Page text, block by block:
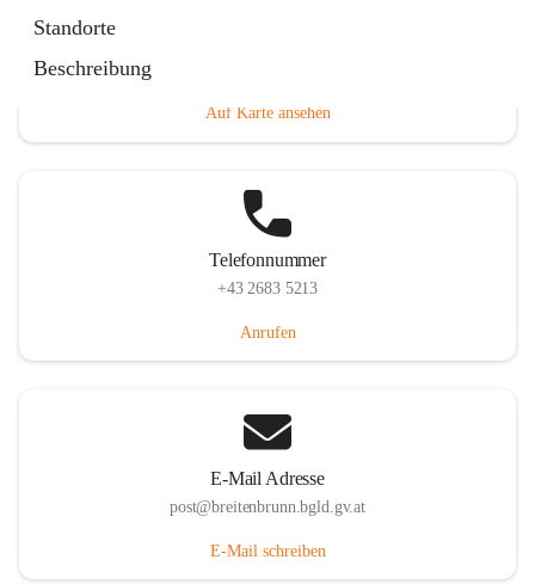
Standorte
Beschreibung
Auf Karte ansehen
Telefonnummer
+43 2683 5213
Anrufen
E-Mail Adresse
post@breitenbrunn.bgld.gv.at
E-Mail schreiben